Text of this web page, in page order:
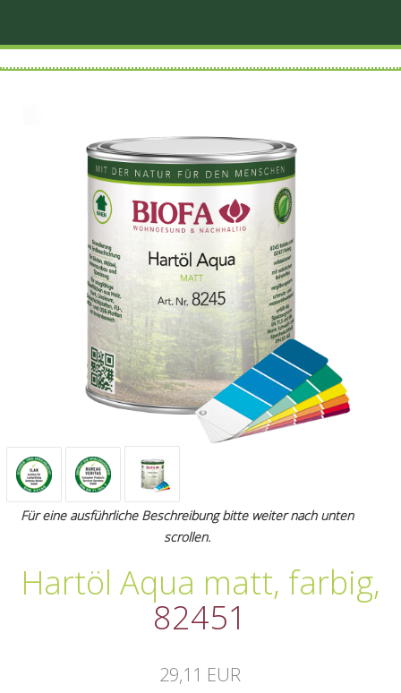
Für eine ausführliche Beschreibung bitte weiter nach unten
scrollen.
Hartöl Aqua matt, farbig,
82451
29,11 EUR